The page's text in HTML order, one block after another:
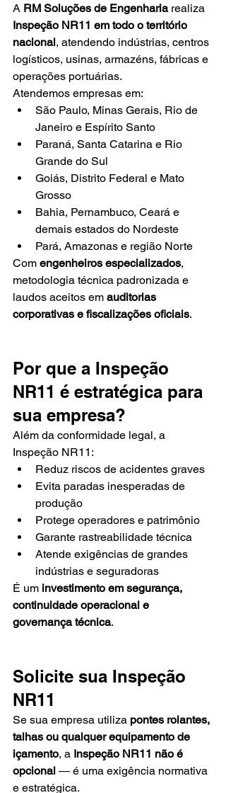
A RM Soluções de Engenharia realiza
Inspeção NR11 em todo o território
nacional, atendendo indústrias, centros
logísticos, usinas, armazéns, fábricas e
operações portuárias.
Atendemos empresas em:
São Paulo, Minas Gerais, Rio de
Janeiro e Espírito Santo
Paraná, Santa Catarina e Rio
Grande do Sul
Goiás, Distrito Federal e Mato
Grosso
Bahia, Pernambuco, Ceará e
demais estados do Nordeste
Pará, Amazonas e região Norte
Com engenheiros especializados,
metodologia técnica padronizada e
laudos aceitos em auditorias
corporativas e fiscalizações oficiais.
Por que a Inspeção
NR11 é estratégica para
sua empresa?
Além da conformidade legal, a
Inspeção NR11:
Reduz riscos de acidentes graves
Evita paradas inesperadas de
produção
Protege operadores e patrimônio
Garante rastreabilidade técnica
Atende exigências de grandes
indústrias e seguradoras
É um investimento em segurança,
continuidade operacional e
governança técnica.
Solicite sua Inspeção
NR11
Se sua empresa utiliza pontes rolantes,
talhas ou qualquer equipamento de
içamento, a Inspeção NR11 não é
opcional — é uma exigência normativa
e estratégica.